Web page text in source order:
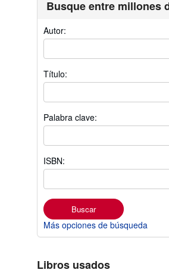
Busque entre millones
Autor:
Título:
Palabra clave:
ISBN:
Buscar
Más opciones de búsqueda
Libros usados